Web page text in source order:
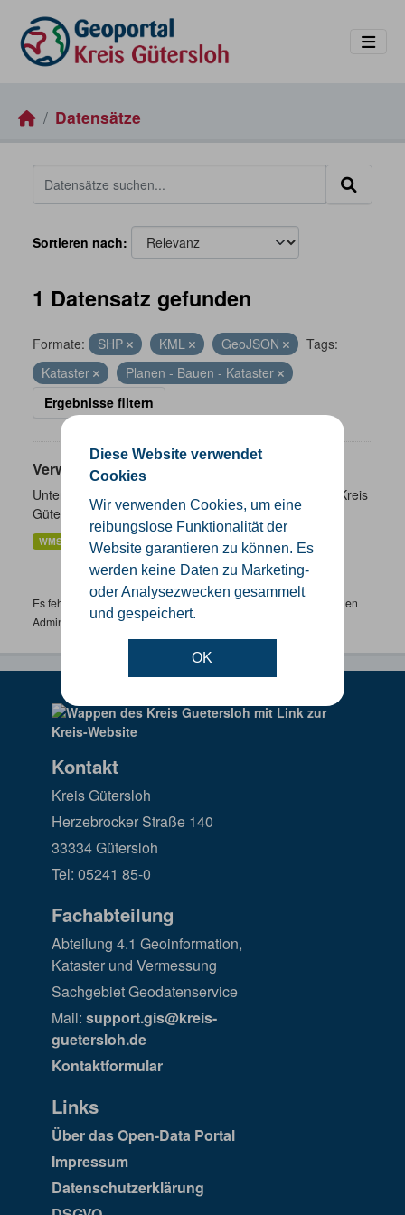
Diese Website verwendet
Cookies
Wir verwenden Cookies, um eine
reibungslose Funktionalität der
Website garantieren zu können. Es
werden keine Daten zu Marketing-
oder Analysezwecken gesammelt
und gespeichert.
OK
Datensätze
Sortieren nach
1 Datensatz gefunden
Formate: SHP KML GeoJSON
Tags:
Kataster
Planen - Bauen - Kataster
Ergebnisse filtern
Verwaltungsgrenzen
Unterschiedliche Ebenen der Verwaltungsgrenzen im Kreis
Gütersloh
WMS SHP GeoJSON KML
Es fehlen spezifische Datensätze? Wenden Sie sich bitte an einen
Administrator unter:support.gis@kreis-guetersloh.de
Kontakt
Kreis Gütersloh
Herzebrocker Straße 140
33334 Gütersloh
Tel: 05241 85-0
Fachabteilung
Abteilung 4.1 Geoinformation,
Kataster und Vermessung
Sachgebiet Geodatenservice
Mail: support.gis@kreis-
guetersloh.de
Kontaktformular
Links
Über das Open-Data Portal
Impressum
Datenschutzerklärung